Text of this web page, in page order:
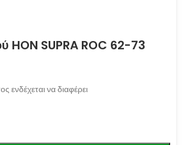
HON SUPRA ROC 62-73
ενδέχεται να διαφέρει